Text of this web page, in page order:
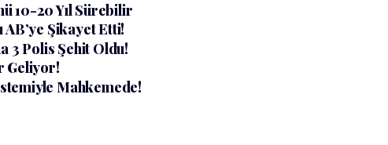
10-20 Yıl Sürebilir
AB’ye Şikayet Etti!
3 Polis Şehit Oldu!
Geliyor!
Mahkemede!